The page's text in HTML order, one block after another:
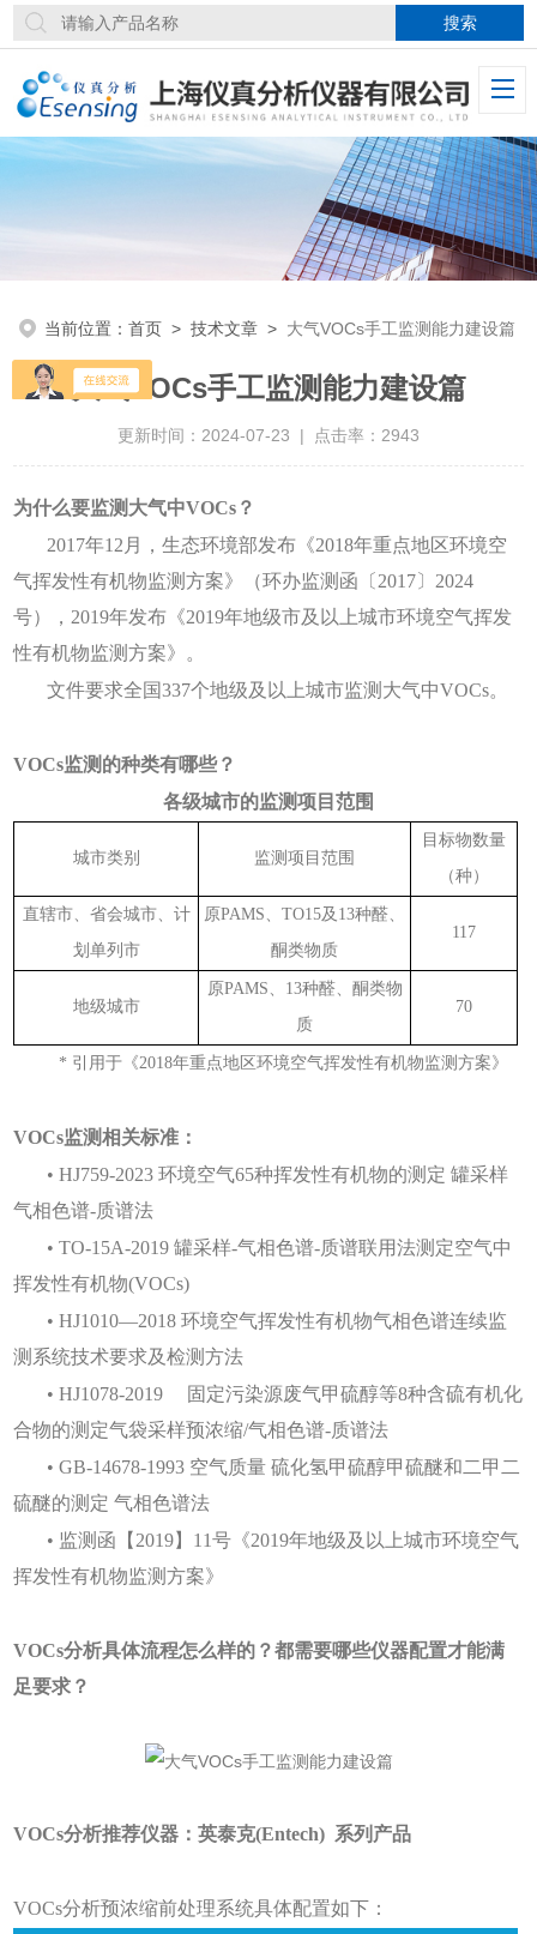
当前位置：首页 >技术文章 > 大气VOCs手工监测能力建设篇
大气VOCs手工监测能力建设篇
更新时间：2024-07-23 | 点击率：2943
为什么要监测大气中VOCs？
2017年12月，生态环境部发布《2018年重点地区环境空
气挥发性有机物监测方案》（环办监测函〔2017〕2024
号），2019年发布《2019年地级市及以上城市环境空气挥发
性有机物监测方案》。
文件要求全国337个地级及以上城市监测大气中VOCs。
VOCs监测的种类有哪些？
各级城市的监测项目范围
城市类别 监测项目范围
目标物数量
（种）
直辖市、省会城市、计
划单列市
原PAMS、TO15及13种醛、
酮类物质
117
地级城市
原PAMS、13种醛、酮类物
质
70
* 引用于《2018年重点地区环境空气挥发性有机物监测方案》
VOCs监测相关标准：
• HJ759-2023 环境空气65种挥发性有机物的测定 罐采样
气相色谱-质谱法
• TO-15A-2019 罐采样-气相色谱-质谱联用法测定空气中
挥发性有机物(VOCs)
• HJ1010—2018 环境空气挥发性有机物气相色谱连续监
测系统技术要求及检测方法
• HJ1078-2019     固定污染源废气甲硫醇等8种含硫有机化
合物的测定气袋采样预浓缩/气相色谱-质谱法
• GB-14678-1993 空气质量 硫化氢甲硫醇甲硫醚和二甲二
硫醚的测定 气相色谱法
• 监测函【2019】11号《2019年地级及以上城市环境空气
挥发性有机物监测方案》
VOCs分析具体流程怎么样的？都需要哪些仪器配置才能满
足要求？
VOCs分析推荐仪器：英泰克(Entech) 系列产品
VOCs分析预浓缩前处理系统具体配置如下：